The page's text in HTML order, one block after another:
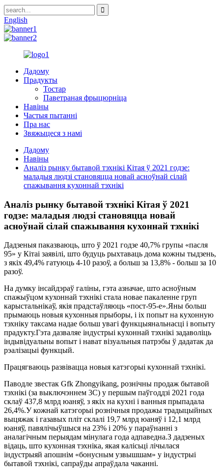
English
Дадому
Прадукты
Тостар
Паветраная фрыцюрніца
Навіны
Частыя пытанні
Пра нас
Звяжыцеся з намі
Дадому
Навіны
Аналіз рынку бытавой тэхнікі Кітая ў 2021 годзе:
маладыя людзі становяцца новай асноўнай сілай
спажывання кухоннай тэхнікі
Аналіз рынку бытавой тэхнікі Кітая ў 2021
годзе: маладыя людзі становяцца новай
асноўнай сілай спажывання кухоннай тэхнікі
Дадзеныя паказваюць, што ў 2021 годзе 40,7% групы «пасля
95» у Кітаі заявілі, што будуць рыхтаваць дома кожны тыдзень,
з якіх 49,4% гатуюць 4-10 разоў, а больш за 13,8% - больш за 10
разоў.
На думку інсайдэраў галіны, гэта азначае, што асноўным
спажыўцом кухоннай тэхнікі стала новае пакаленне груп
карыстальнікаў, якія прадстаўляюць «пост-95-е».Яны больш
прымаюць новыя кухонныя прыборы, і іх попыт на кухонную
тэхніку таксама надае больш увагі функцыянальнасці і вопыту
прадукту.Гэта дазваляе індустрыі кухоннай тэхнікі задаволіць
індывідуальны вопыт і нават візуальныя патрэбы ў дадатак да
рэалізацыі функцый.
Працягваюць развівацца новыя катэгорыі кухоннай тэхнікі.
Паводле звестак Gfk Zhongyikang, рознічны продаж бытавой
тэхнікі (за выключэннем 3C) у першым паўгоддзі 2021 года
склаў 437,8 млрд юаняў, з якіх на кухні і ванныя прыпадала
26,4%.У кожнай катэгорыі рознічныя продажы традыцыйных
выцяжак і газавых пліт склалі 19,7 млрд юаняў і 12,1 млрд
юаняў, павялічыўшыся на 23% і 20% у параўнанні з
аналагічным перыядам мінулага года адпаведна.З дадзеных
відаць, што кухонная тэхніка, якая калісьці лічылася
індустрыяй апошнім «бонусным узвышшам» у індустрыі
бытавой тэхнікі, сапраўды апраўдала чаканні.